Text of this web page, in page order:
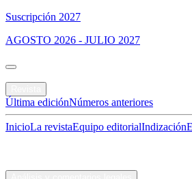
Suscripción 2027
AGOSTO 2026 - JULIO 2027
Última ediciónNúmeros anteriores
InicioLa revistaEquipo editorialIndización